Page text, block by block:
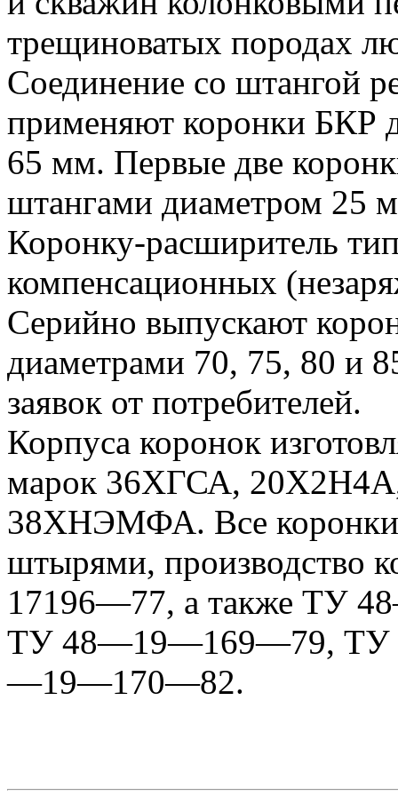
трещиноватых породах
Соединение со штангой
применяют коронки БКР
65 мм. Первые две
штангами диаметром 25
Коронку-расширитель
компенсационных
Серийно выпускают
диаметрами 70, 75, 80 и
заявок от потребителей.
Корпуса коронок
марок 36ХГСА,
38ХНЭМФА. Все коронки
штырями, производство
17196—77, а также ТУ
ТУ 48—19—169—79,
—19—170—82.